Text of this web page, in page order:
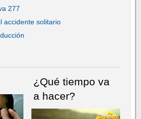
277
accidente solitario
¿Qué tiempo va
a hacer?